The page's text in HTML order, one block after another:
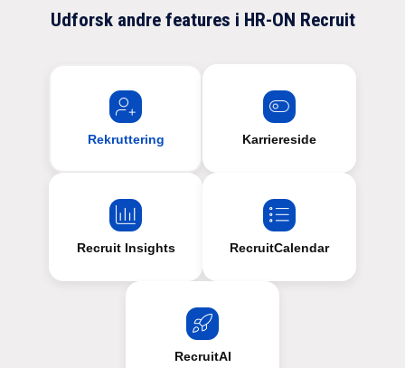
Udforsk andre features i HR-ON Recruit
Rekruttering Karriereside
Recruit Insights RecruitCalendar
RecruitAI